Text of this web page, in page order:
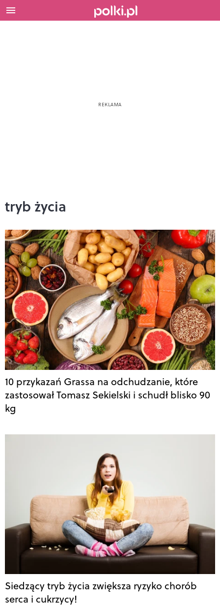
tryb życia
10 przykazań Grassa na odchudzanie, które
zastosował Tomasz Sekielski i schudł blisko 90
kg
Siedzący tryb życia zwiększa ryzyko chorób
serca i cukrzycy!